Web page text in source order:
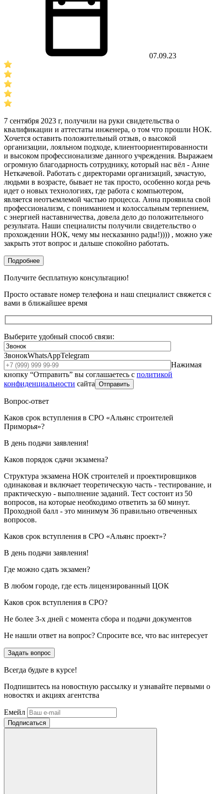
07.09.23
7 сентября 2023 г, получили на руки свидетельства о
квалификации и аттестаты инженера, о том что прошли НОК.
Хочется оставить положительный отзыв, о высокой
организации, лояльном подходе, клиентоориентированности
и высоком профессионализме данного учреждения. Выражаем
огромную благодарность сотруднику, который нас вёл - Анне
Неткачевой. Работать с директорами организаций, зачастую,
людьми в возрасте, бывает не так просто, особенно когда речь
идет о новых технологиях, где работа с компьютером,
является неотъемлемой частью процесса. Анна проявила свой
профессионализм, с пониманием и колоссальным терпением,
с энергией наставничества, довела дело до положительного
результата. Наши специалисты получили свидетельство о
прохождении НОК, чему мы несказанно рады!)))) , можно уже
закрыть этот вопрос и дальше спокойно работать.
Подробнее
Получите бесплатную консультацию!
Просто оставьте номер телефона и наш специалист свяжется с
вами в ближайшее время
Выберите удобный способ связи:
ЗвонокWhatsAppTelegram
Нажимая
кнопку “Отправить” вы соглашаетесь с политикой
конфиденциальности сайта Отправить
Вопрос-ответ
Каков срок вступления в СРО «Альянс строителей
Приморья»?
В день подачи заявления!
Каков порядок сдачи экзамена?
Структура экзамена НОК строителей и проектировщиков
одинаковая и включает теоретическую часть - тестирование, и
практическую - выполнение заданий. Тест состоит из 50
вопросов, на которые необходимо ответить за 60 минут.
Проходной балл - это минимум 36 правильно отвеченных
вопросов.
Каков срок вступления в СРО «Альянс проект»?
В день подачи заявления!
Где можно сдать экзамен?
В любом городе, где есть лицензированный ЦОК
Каков срок вступления в СРО?
Не более 3-х дней с момента сбора и подачи документов
Не нашли ответ на вопрос? Спросите все, что вас интересует
Задать вопрос
Всегда будьте в курсе!
Подпишитесь на новостную рассылку и узнавайте первыми о
новостях и акциях агентства
Емейл